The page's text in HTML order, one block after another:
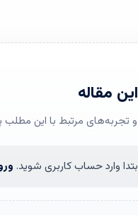
مقاله
مرتبط با این مطلب
وارد حساب کاربری شوید.